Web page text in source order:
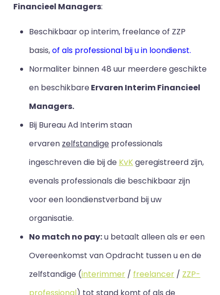
Financieel Managers:
Beschikbaar op interim, freelance of ZZP
basis,of als professional bij u in loondienst.
Normaliter binnen 48 uur meerdere geschikte
en beschikbareErvaren Interim Financieel
Managers.
Bij Bureau Ad Interim staan
ervaren zelfstandige professionals
ingeschreven die bij de KvKgeregistreerd zijn,
evenals professionals die beschikbaar zijn
voor een loondienstverband bij uw
organisatie.
No match no pay:u betaalt alleen als er een
Overeenkomst van Opdracht tussen u en de
zelfstandige (interimmer / freelancer / ZZP-
professional) tot stand komt of als de